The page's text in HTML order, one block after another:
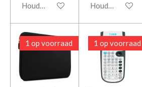
Houd mij op de hoogteHoud mij op
1 op voorraad 1 op voorraad